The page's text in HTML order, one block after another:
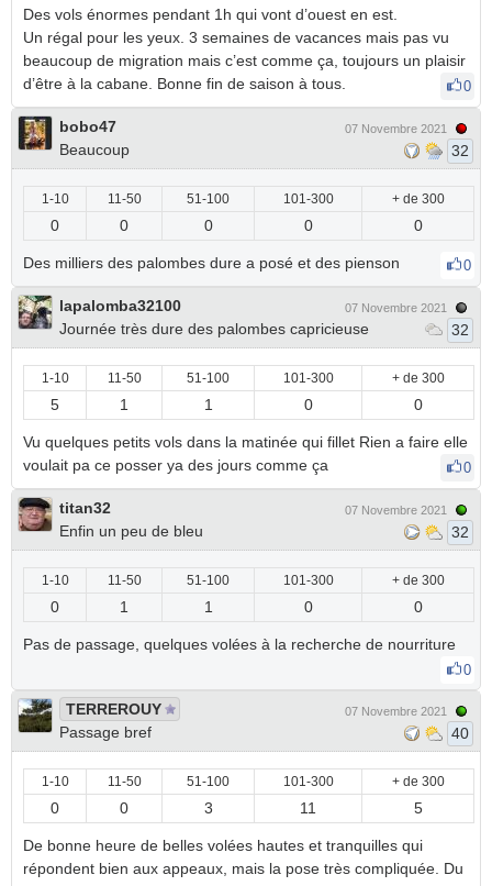
Des vols énormes pendant 1h qui vont d’ouest en est.
Un régal pour les yeux. 3 semaines de vacances mais pas vu
beaucoup de migration mais c’est comme ça, toujours un plaisir
d’être à la cabane. Bonne fin de saison à tous.
0
bobo47
Beaucoup
07 Novembre 2021
32
1-10 11-50 51-100 101-300 + de 300
0 0 0 0 0
Des milliers des palombes dure a posé et des pienson 0
lapalomba32100
Journée très dure des palombes capricieuse
07 Novembre 2021
32
1-10 11-50 51-100 101-300 + de 300
5 1 1 0 0
Vu quelques petits vols dans la matinée qui fillet Rien a faire elle
voulait pa ce posser ya des jours comme ça
0
titan32
Enfin un peu de bleu
07 Novembre 2021
32
1-10 11-50 51-100 101-300 + de 300
0 1 1 0 0
Pas de passage, quelques volées à la recherche de nourriture
0
TERREROUY
Passage bref
07 Novembre 2021
40
1-10 11-50 51-100 101-300 + de 300
0 0 3 11 5
De bonne heure de belles volées hautes et tranquilles qui
répondent bien aux appeaux, mais la pose très compliquée. Du